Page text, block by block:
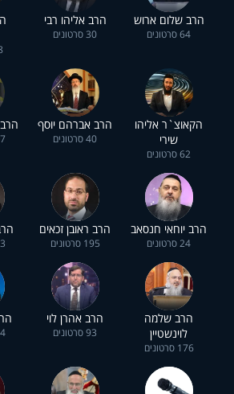
הרב שלום ארוש
64 סרטונים
הרב אליהו רבי
30 סרטונים
הקאוצ`ר אליהו
שירי
62 סרטונים
הרב אברהם יוסף
40 סרטונים
הרב יוחאי חנסאב
24 סרטונים
הרב ראובן זכאים
195 סרטונים
הרב שלמה
לוינשטיין
176 סרטונים
הרב אהרן לוי
93 סרטונים